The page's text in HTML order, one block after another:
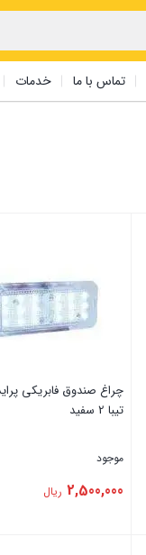
تماس با ما خدمات
تیبا 2 سفید
موجود
2,500,000 ریال